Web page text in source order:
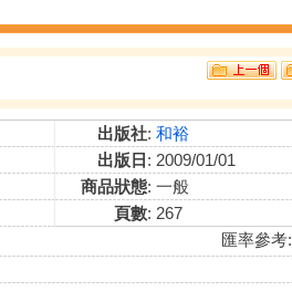
出版社: 和裕
出版日 : 2009/01/01
商品狀態: 一般
頁數: 267
匯率參考: